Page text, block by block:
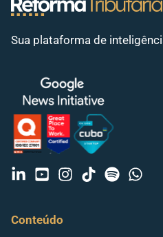
Sua plataforma de
Conteúdo